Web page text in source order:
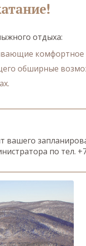
отдыха:
обширные
вашего
по тел.